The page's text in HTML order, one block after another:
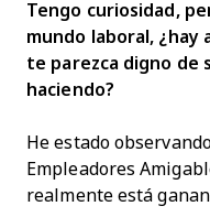
Tengo curiosidad,
mundo laboral, ¿hay
te parezca digno de
haciendo?
He estado
Empleadores
realmente está